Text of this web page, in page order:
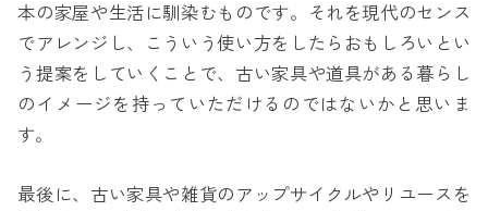
本の家屋や生活に馴染むものです。それを現代のセンス
でアレンジし、こういう使い方をしたらおもしろいとい
う提案をしていくことで、古い家具や道具がある暮らし
のイメージを持っていただけるのではないかと思いま
す。
最後に、古い家具や雑貨のアップサイクルやリユースを